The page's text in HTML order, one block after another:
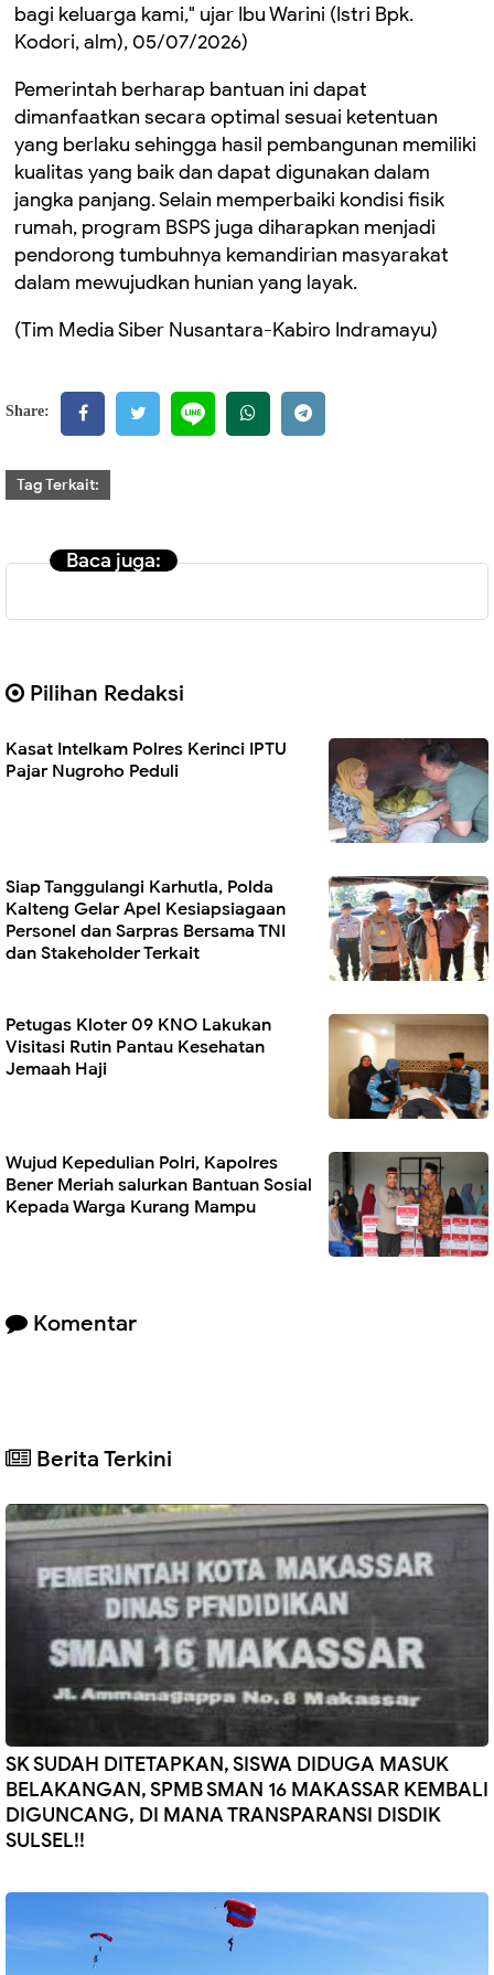
bagi keluarga kami," ujar Ibu Warini (Istri Bpk.
Kodori, alm), 05/07/2026)
Pemerintah berharap bantuan ini dapat
dimanfaatkan secara optimal sesuai ketentuan
yang berlaku sehingga hasil pembangunan memiliki
kualitas yang baik dan dapat digunakan dalam
jangka panjang. Selain memperbaiki kondisi fisik
rumah, program BSPS juga diharapkan menjadi
pendorong tumbuhnya kemandirian masyarakat
dalam mewujudkan hunian yang layak.
(Tim Media Siber Nusantara-Kabiro Indramayu)
Share:
Tag Terkait:
Baca juga:
Pilihan Redaksi
Kasat Intelkam Polres Kerinci IPTU
Pajar Nugroho Peduli
Siap Tanggulangi Karhutla, Polda
Kalteng Gelar Apel Kesiapsiagaan
Personel dan Sarpras Bersama TNI
dan Stakeholder Terkait
Petugas Kloter 09 KNO Lakukan
Visitasi Rutin Pantau Kesehatan
Jemaah Haji
Wujud Kepedulian Polri, Kapolres
Bener Meriah salurkan Bantuan Sosial
Kepada Warga Kurang Mampu
Komentar
Berita Terkini
SK SUDAH DITETAPKAN, SISWA DIDUGA MASUK
BELAKANGAN, SPMB SMAN 16 MAKASSAR KEMBALI
DIGUNCANG, DI MANA TRANSPARANSI DISDIK
SULSEL!!